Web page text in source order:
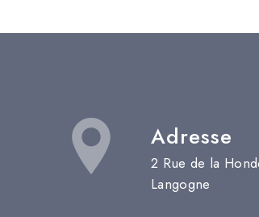
Adresse
2 Rue de la Honde, 48300
Langogne